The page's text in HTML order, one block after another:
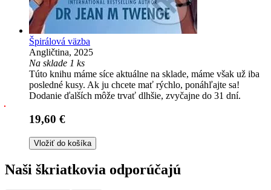
Špirálová väzba
Angličtina, 2025
Na sklade 1 ks
Túto knihu máme síce aktuálne na sklade, máme však už iba
posledné kusy. Ak ju chcete mať rýchlo, ponáhľajte sa!
Dodanie ďalších môže trvať dlhšie, zvyčajne do 31 dní.
19,60 €
Vložiť do košíka
Naši škriatkovia odporúčajú